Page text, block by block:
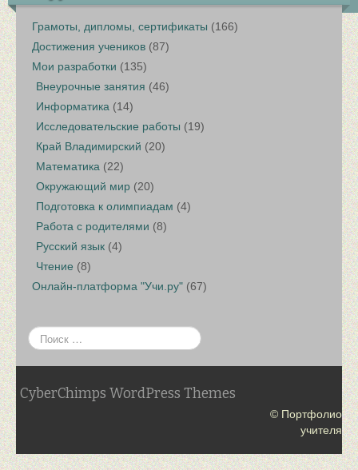
Грамоты, дипломы, сертификаты (166)
Достижения учеников (87)
Мои разработки (135)
Внеурочные занятия (46)
Информатика (14)
Исследовательские работы (19)
Край Владимирский (20)
Математика (22)
Окружающий мир (20)
Подготовка к олимпиадам (4)
Работа с родителями (8)
Русский язык (4)
Чтение (8)
Онлайн-платформа "Учи.ру" (67)
CyberChimps WordPress Themes
© Портфолио
учителя